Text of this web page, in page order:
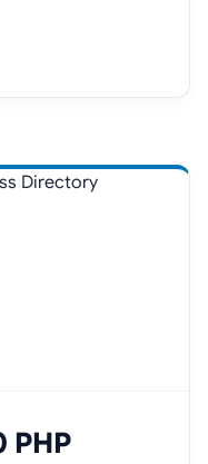
PHP